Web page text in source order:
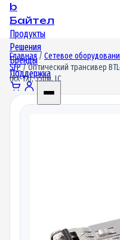
b
Байтел
Продукты
Решения
Бренды
Поддержка
Главная/ Сетевое
SFP/ Оптический трансивер
(RX-TX), 550м, LC